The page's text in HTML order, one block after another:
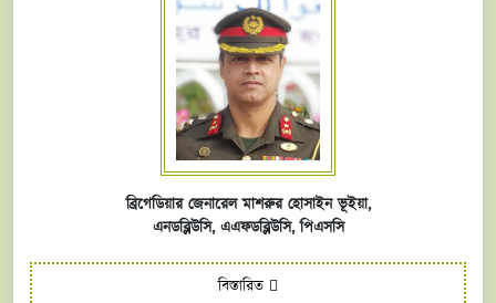
ব্রিগেডিয়ার জেনারেল মাশরুর হোসাইন ভূইয়া,
এনডব্লিউসি, এএফডব্লিউসি,পিএসসি
বিস্তারিত